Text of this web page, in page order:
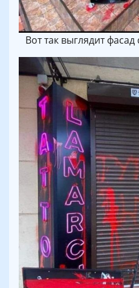
Вот так выглядит